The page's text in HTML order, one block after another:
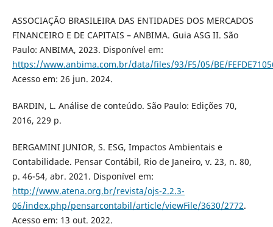
ASSOCIAÇÃO BRASILEIRA DAS ENTIDADES DOS MERCADOS
FINANCEIRO E DE CAPITAIS – ANBIMA. Guia ASG II. São
Paulo: ANBIMA, 2023. Disponível em:
https://www.anbima.com.br/data/files/93/F5/05/BE/
Acesso em: 26 jun. 2024.
BARDIN, L. Análise de conteúdo. São Paulo: Edições 70,
2016, 229 p.
BERGAMINI JUNIOR, S. ESG, Impactos Ambientais e
Contabilidade. Pensar Contábil, Rio de Janeiro, v. 23, n. 80,
p. 46-54, abr. 2021. Disponível em:
http://www.atena.org.br/revista/ojs-2.2.3-
06/index.php/pensarcontabil/article/viewFile/3630/2772.
Acesso em: 13 out. 2022.